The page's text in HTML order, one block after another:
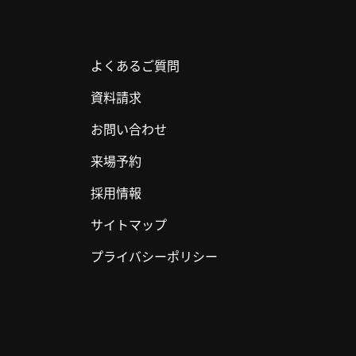
よくあるご質問
資料請求
お問い合わせ
来場予約
採用情報
サイトマップ
プライバシーポリシー